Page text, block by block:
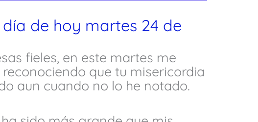
de hoy martes 24 de
fieles, en este martes me
que tu misericordia
aun cuando no lo he notado.